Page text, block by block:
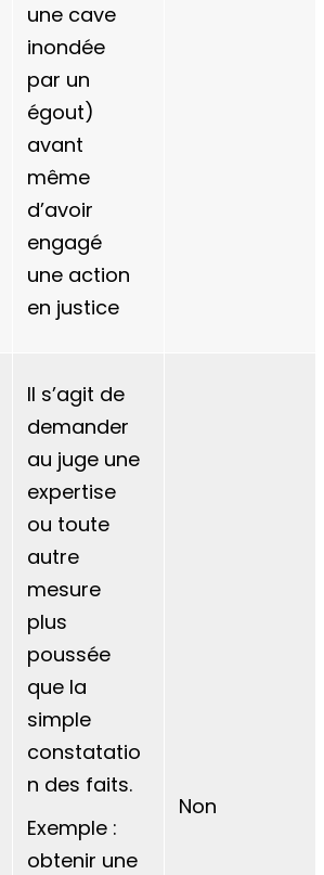
une cave
inondée
par un
égout)
avant
même
d’avoir
engagé
une action
en justice
Il s’agit de
demander
au juge une
expertise
ou toute
autre
mesure
plus
poussée
que la
simple
constatatio
n des faits.
Exemple :
obtenir une
Non